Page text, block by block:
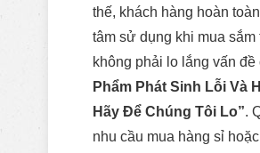
thế, khách hàng hoàn
tâm sử dụng khi mua sắm
không phải lo lắng vấn đề
Phẩm Phát Sinh Lỗi Và
Hãy Để Chúng Tôi Lo”.
nhu cầu mua hàng sỉ